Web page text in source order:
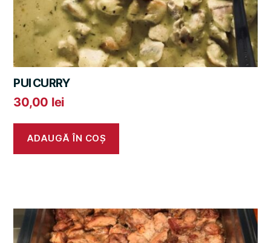
PUI CURRY
30,00 lei
ADAUGĂ ÎN COȘ